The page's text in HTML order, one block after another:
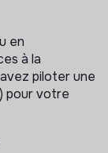
et de
dans une
en
à la
piloter une
pour votre